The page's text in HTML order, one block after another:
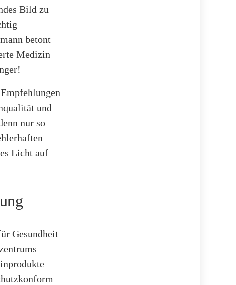
Bild zu
betont
Medizin
und
nur so
Licht auf
Gesundheit